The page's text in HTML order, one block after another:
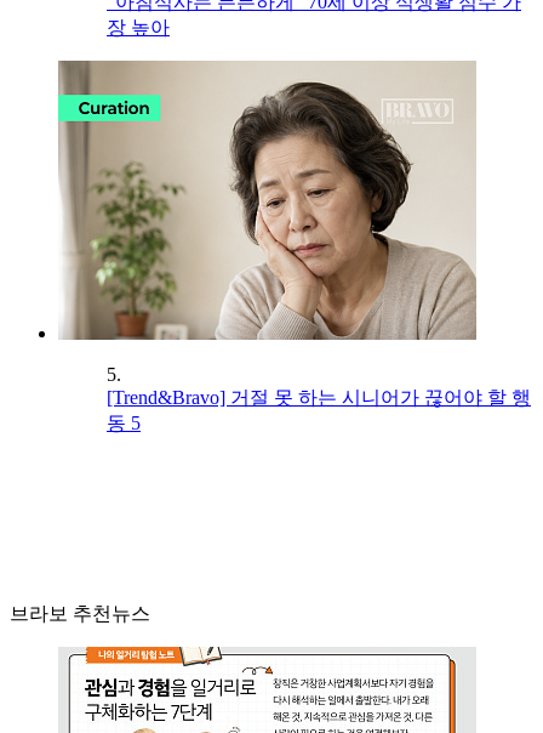
장 높아
5.
[Trend&Bravo] 거절 못 하는 시니어가 끊어야 할 행
동 5
브라보 추천뉴스